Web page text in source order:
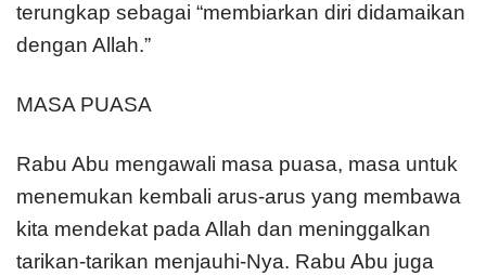
terungkap sebagai “membiarkan diri didamaikan
dengan Allah.”
MASA PUASA
Rabu Abu mengawali masa puasa, masa untuk
menemukan kembali arus-arus yang membawa
kita mendekat pada Allah dan meninggalkan
tarikan-tarikan menjauhi-Nya. Rabu Abu juga